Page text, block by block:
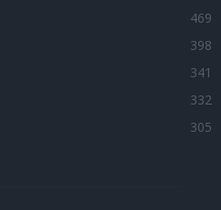
469
398
341
332
305